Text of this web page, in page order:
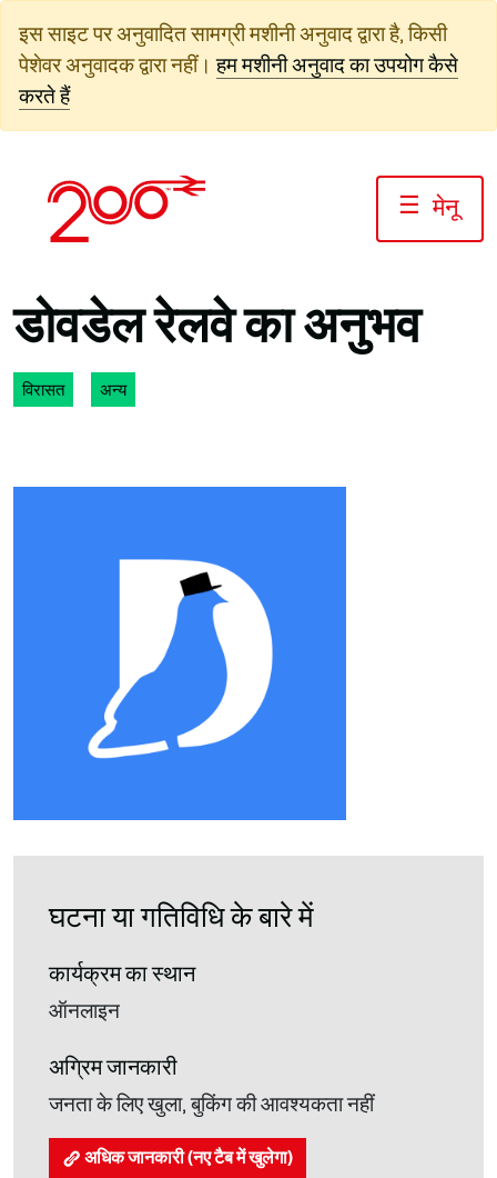
जाएं
इस साइट पर अनुवादित सामग्री मशीनी अनुवाद द्वारा है, किसी
पेशेवर अनुवादक द्वारा नहीं। हम मशीनी अनुवाद का उपयोग कैसे
करते हैं
☰ मेनू
डोवडेल रेलवे का अनुभव
विरासत अन्य
घटना या गतिविधि के बारे में
कार्यक्रम का स्थान
ऑनलाइन
अग्रिम जानकारी
जनता के लिए खुला, बुकिंग की आवश्यकता नहीं
अधिक जानकारी (नए टैब में खुलेगा)